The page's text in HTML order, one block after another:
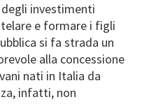
investimenti
e formare i figli
si fa strada un
alla concessione
nati in Italia da
infatti, non